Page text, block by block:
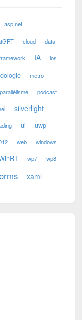
asp.net
cloud data
framework IA ios
metro
parallélisme podcast
silverlight
ui uwp
web windows
wp7 wp8
xaml